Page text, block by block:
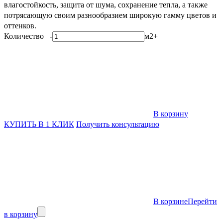
влагостойкость, защита от шума, сохранение тепла, а также
потрясающую своим разнообразием широкую гамму цветов и
оттенков.
Количество - м2+
В корзину
КУПИТЬ В 1 КЛИК Получить консультацию
В корзинеПерейти
в корзину